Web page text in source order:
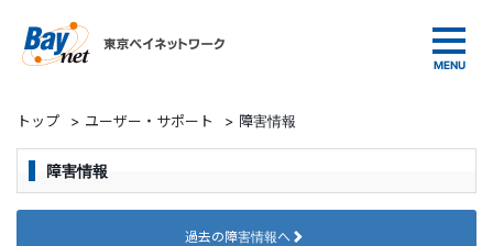
トップ > ユーザー・サポート > 障害情報
障害情報
過去の障害情報へ